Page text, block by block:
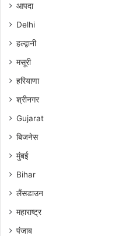
आपदा
Delhi
हल्द्वानी
मसूरी
हरियाणा
श्रीनगर
Gujarat
बिजनेस
मुंबई
Bihar
लैंसडाउन
महाराष्ट्र
पंजाब